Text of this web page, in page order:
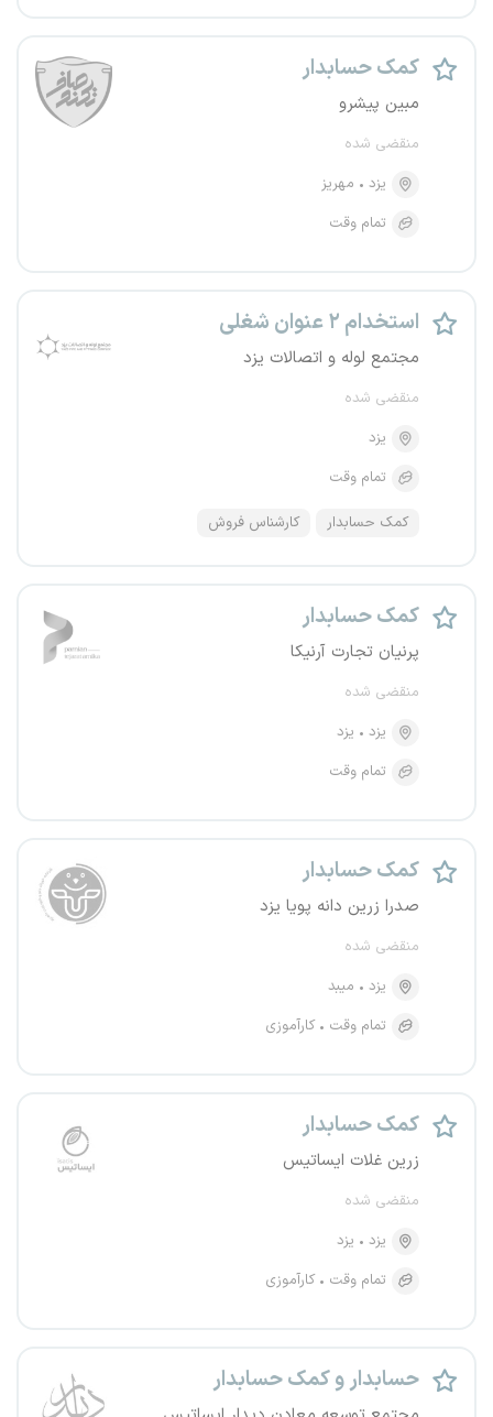
کمک حسابدار
مبین پیشرو
منقضی شده
یزد
مهریز
تمام وقت
استخدام ۲ عنوان شغلی
مجتمع لوله و اتصالات یزد
منقضی شده
یزد
تمام وقت
کمک حسابدار کارشناس فروش
کمک حسابدار
پرنیان تجارت آرنیکا
منقضی شده
یزد
یزد
تمام وقت
کمک حسابدار
صدرا زرین دانه پویا یزد
منقضی شده
یزد
میبد
تمام وقت
کارآموزی
کمک حسابدار
زرین غلات ایساتیس
منقضی شده
یزد
یزد
تمام وقت
کارآموزی
حسابدار و کمک حسابدار